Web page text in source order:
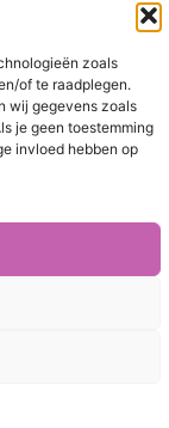
zoals
of te raadplegen.
wij gegevens zoals
je geen toestemming
invloed hebben op
Reserved.​